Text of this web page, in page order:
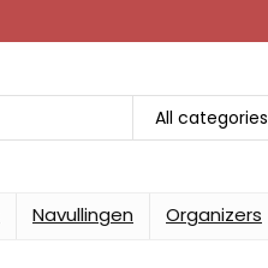
All categories
Navullingen Organizers